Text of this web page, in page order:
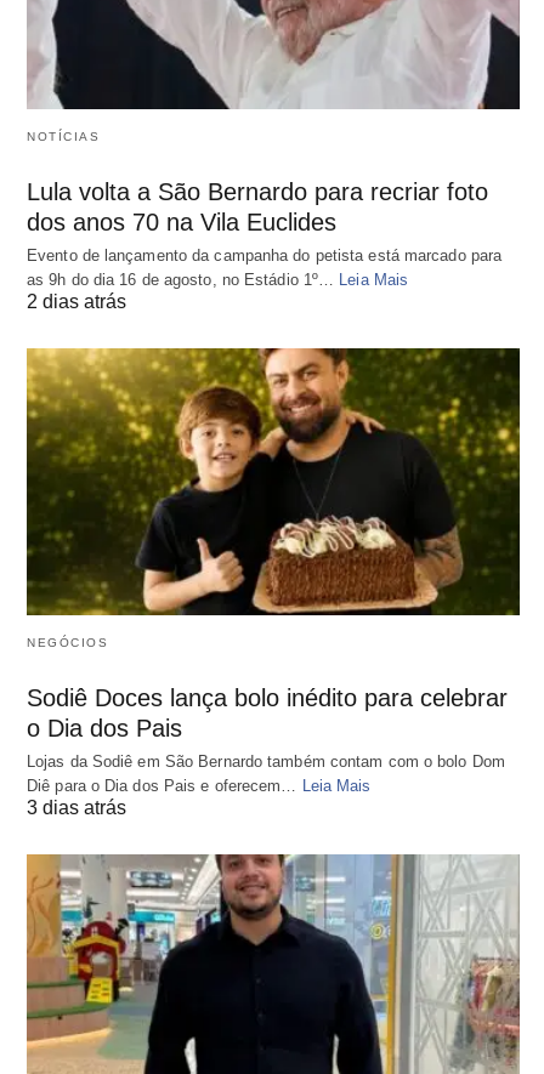
NOTÍCIAS
Lula volta a São Bernardo para recriar foto
dos anos 70 na Vila Euclides
Evento de lançamento da campanha do petista está marcado para
as 9h do dia 16 de agosto, no Estádio 1º… Leia Mais
2 dias atrás
NEGÓCIOS
Sodiê Doces lança bolo inédito para celebrar
o Dia dos Pais
Lojas da Sodiê em São Bernardo também contam com o bolo Dom
Diê para o Dia dos Pais e oferecem… Leia Mais
3 dias atrás